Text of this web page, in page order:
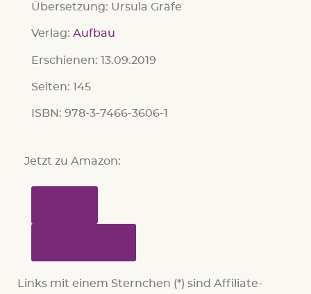
Übersetzung: Ursula Gräfe
Verlag: Aufbau
Erschienen: 13.09.2019
Seiten: 145
ISBN: 978-3-7466-3606-1
Jetzt zu Amazon:
Links mit einem Sternchen (*) sind Affiliate-